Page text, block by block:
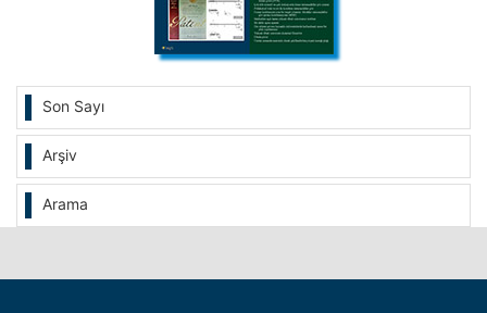
Son Sayı
Arşiv
Arama